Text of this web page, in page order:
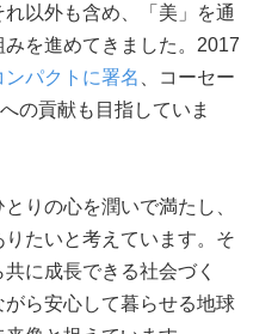
以外も含め、「美」を通
を進めてきました。2017
パクトに署名
、コーセー
の貢献も目指していま
りの心を潤いで満たし、
たいと考えています。そ
に成長できる社会づく
ら安心して暮らせる地球